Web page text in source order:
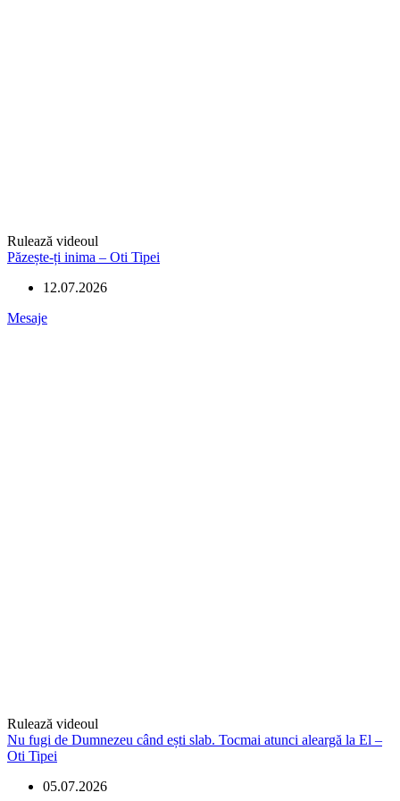
Rulează videoul
Păzește-ți inima – Oti Tipei
12.07.2026
Mesaje
Rulează videoul
Nu fugi de Dumnezeu când ești slab. Tocmai atunci aleargă la El –
Oti Tipei
05.07.2026